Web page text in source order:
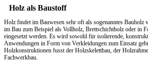
Holz als Baustoff
Holz findet im Bauwesen sehr oft als sogenanntes
im Bau zum Beispiel als Vollholz, Brettschichtholz oder in
eingesetzt werden. Es wird sowohl für isolierende,
Anwendungen in Form von Verkleidungen zum Einsatz
Holzkonstruktionen fusst der Holzskelettbau, der
Fachwerkbau.